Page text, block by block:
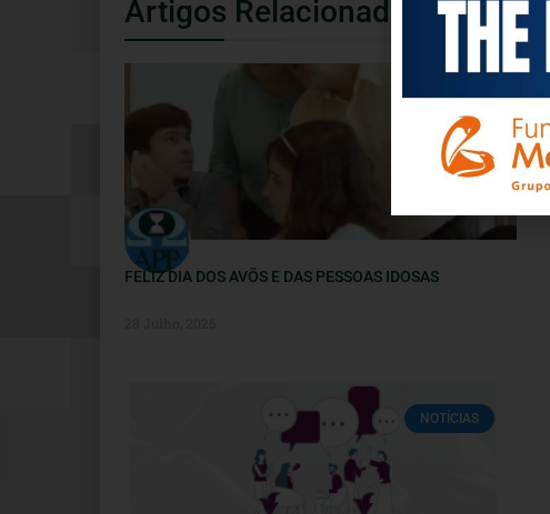
Artigos Relacionados
NOTÍCIAS
FELIZ DIA DOS AVÕS E DAS PESSOAS IDOSAS
NOTÍCIAS